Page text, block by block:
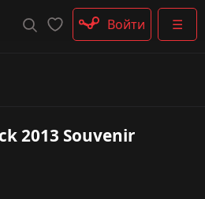
☰
Войти
2013 Souvenir